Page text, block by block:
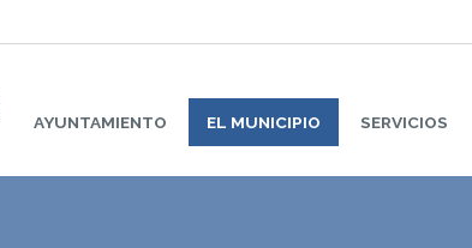
AYUNTAMIENTO EL MUNICIPIO SERVICIOS